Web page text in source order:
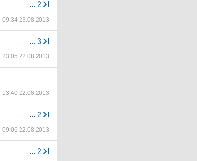
... 2
09:34 23.08.2013
... 3
23:05 22.08.2013
13:40 22.08.2013
... 2
09:06 22.08.2013
... 2